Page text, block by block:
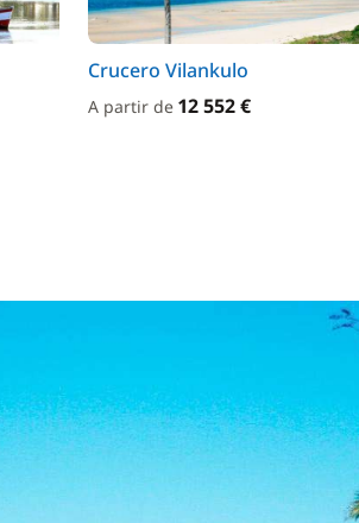
Crucero Vilankulo
A partir de 12 552 €